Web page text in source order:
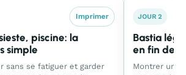
Imprimer
piscine: la
simple
sans se fatiguer et garder
JOUR 2
Bastia
en fin de
Montrer un